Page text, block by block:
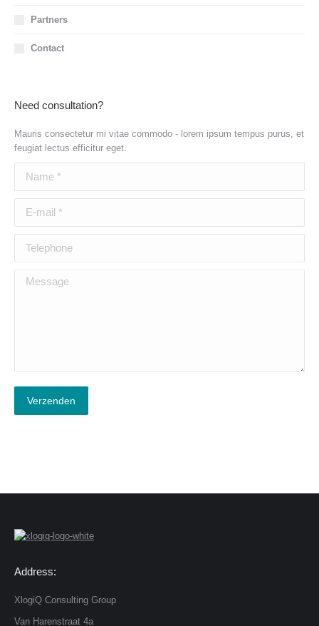
Partners
Contact
Need consultation?
Mauris consectetur mi vitae commodo - lorem ipsum tempus purus, et
feugiat lectus efficitur eget.
Message
Verzenden
Address:
XlogiQ Consulting Group
Van Harenstraat 4a